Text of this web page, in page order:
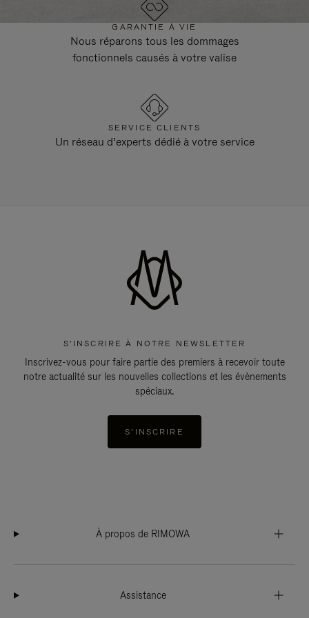
GARANTIE À VIE
Nous réparons tous les dommages
fonctionnels causés à votre valise
SERVICE CLIENTS
Un réseau d’experts dédié à votre service
S'INSCRIRE À NOTRE NEWSLETTER
Inscrivez-vous pour faire partie des premiers à recevoir toute
notre actualité sur les nouvelles collections et les évènements
spéciaux.
S'INSCRIRE
À propos de RIMOWA
Assistance